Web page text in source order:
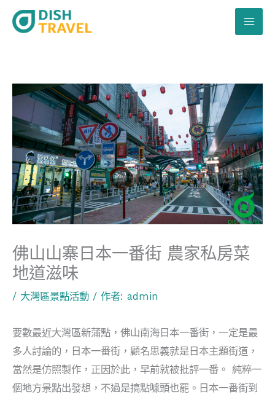
佛山山寨日本一番街 農家私房菜
地道滋味
/ 大灣區景點活動 / 作者: admin
要數最近大灣區新蒲點，佛山南海日本一番街，一定是最
多人討論的，日本一番街，顧名思義就是日本主題街道，
當然是仿照製作，正因於此，早前就被批評一番。 純粹一
個地方景點出發想，不過是搞點噱頭也罷。日本一番街到